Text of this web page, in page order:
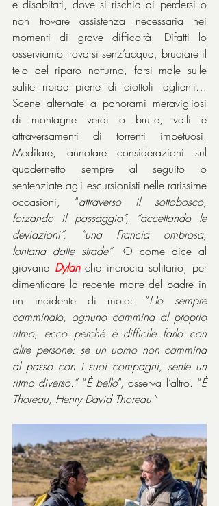
e disabitati, dove si rischia di perdersi o
non trovare assistenza necessaria nei
momenti di grave difficoltà. Difatti lo
osserviamo trovarsi senz’acqua, bruciare il
telo del riparo notturno, farsi male sulle
salite ripide piene di ciottoli taglienti…
Scene alternate a panorami meravigliosi
di montagne verdi o brulle, valli e
attraversamenti di torrenti impetuosi.
Meditare, annotare considerazioni sul
quadernetto sempre al seguito o
sentenziate agli escursionisti nelle rarissime
occasioni, “attraverso il sottobosco,
forzando il passaggio”, “accettando le
deviazioni”, “una Francia ombrosa,
lontana dalle strade”. O come dice al
giovane Dylan che incrocia solitario, per
dimenticare la recente morte del padre in
un incidente di moto: “Ho sempre
camminato, ognuno cammina al proprio
ritmo, ecco perché è difficile farlo con
altre persone: se un uomo non cammina
al passo con i suoi compagni, sente un
ritmo diverso.” “È bello”, osserva l’altro. “È
Thoreau, Henry David Thoreau.”